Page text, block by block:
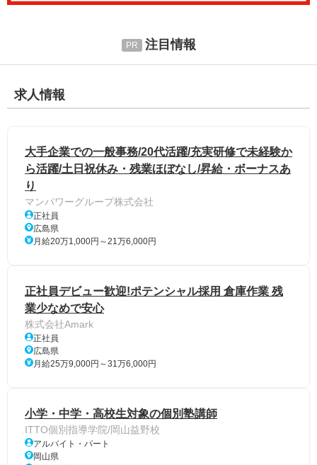
注目情報
求人情報
大手企業での一般事務/20代活躍/充実研修で未経験か
ら活躍/土日祝休み・残業ほぼなし/昇給・ボーナスあ
り
マンパワーグループ株式会社
正社員
広島県
月給20万1,000円～21万6,000円
正社員デビュー歓迎!ポテンシャル採用 倉庫作業 残
業少なめで安心
株式会社Amark
正社員
広島県
月給25万9,000円～31万6,000円
小学・中学・高校生対象の個別塾講師
ITTO個別指導学院/岡山益野校
アルバイト・パート
岡山県